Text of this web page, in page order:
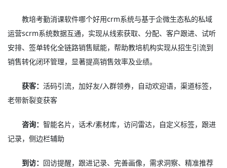
教培考勤消课软件哪个好用crm系统与基于企微生态私的私域
运营scrm系统数据互通，实现从线索获取、分配、客户跟进、试听
安排、签单转化全链路销售赋能，帮助教培机构实现从招生引流到
销售转化闭环管理，显著提高销售效率及业绩。
获客：活码引流，加好友/入群领券，自动欢迎语，渠道标签，
老带新裂变获客
咨询：智能名片，话术/素材库，访问雷达，自定义标签，跟进
记录，侧边栏辅助
到访： 回访提醒，跟进记录、完善画像，需求洞察、精准推荐